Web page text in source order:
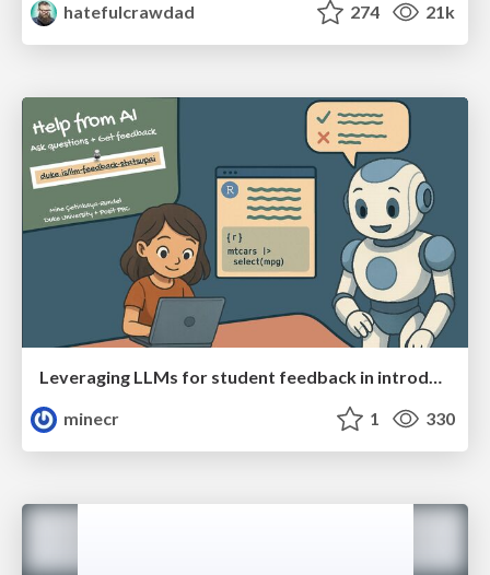
hatefulcrawdad
274 21k
Leveraging LLMs for student feedback in introductory data science courses - posit::conf(2025)
minecr
1 330